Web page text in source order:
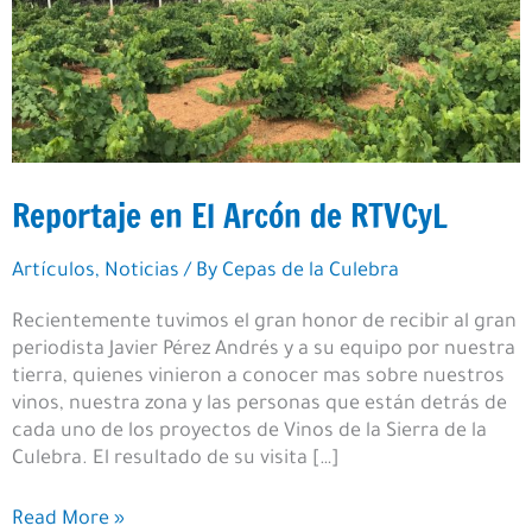
Reportaje en El Arcón de RTVCyL
Artículos, Noticias / By Cepas de la Culebra
Recientemente tuvimos el gran honor de recibir al gran
periodista Javier Pérez Andrés y a su equipo por nuestra
tierra, quienes vinieron a conocer mas sobre nuestros
vinos, nuestra zona y las personas que están detrás de
cada uno de los proyectos de Vinos de la Sierra de la
Culebra. El resultado de su visita […]
Reportaje
Read More »